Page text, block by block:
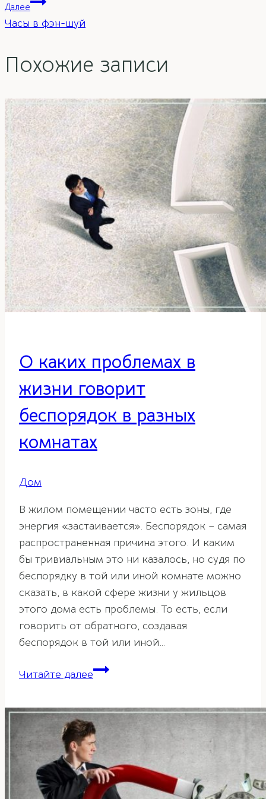
записям
Далее
Часы в фэн-шуй
Похожие записи
О каких проблемах в
жизни говорит
беспорядок в разных
комнатах
Дом
В жилом помещении часто есть зоны, где
энергия «застаивается». Беспорядок – самая
распространенная причина этого. И каким
бы тривиальным это ни казалось, но судя по
беспорядку в той или иной комнате можно
сказать, в какой сфере жизни у жильцов
этого дома есть проблемы. То есть, если
говорить от обратного, создавая
беспорядок в той или иной…
Читайте далееО
жизни
говорит
беспорядок
в